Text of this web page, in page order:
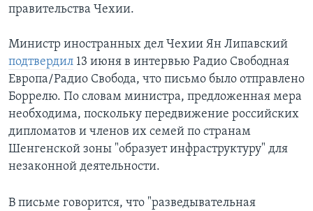
правительства Чехии.
Министр иностранных дел Чехии Ян Липавский
подтвердил 13 июня в интервью Радио Свободная
Европа/Радио Свобода, что письмо было отправлено
Боррелю. По словам министра, предложенная мера
необходима, поскольку передвижение российских
дипломатов и членов их семей по странам
Шенгенской зоны "образует инфраструктуру" для
незаконной деятельности.
В письме говорится, что "разведывательная